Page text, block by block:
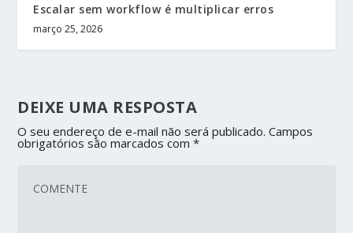
Escalar sem workflow é multiplicar erros
março 25, 2026
DEIXE UMA RESPOSTA
O seu endereço de e-mail não será publicado. Campos
obrigatórios são marcados com*